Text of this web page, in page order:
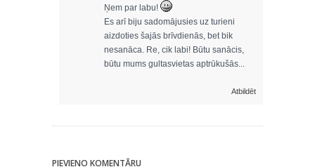
Ņem par labu!
Es arī biju sadomājusies uz turieni
aizdoties šajās brīvdienās, bet bik
nesanāca. Re, cik labi! Būtu sanācis,
būtu mums gultasvietas aptrūkušās...
Atbildēt
PIEVIENO KOMENTĀRU